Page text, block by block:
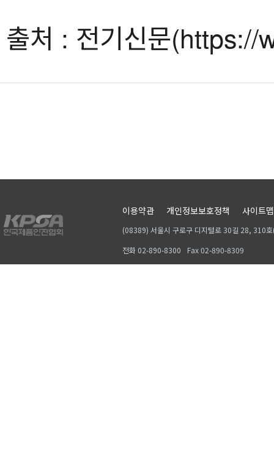
출처 : 전기신문
이용약관 개인정보보호정책 사이트맵
(08389) 서울시 구로구 디지털로 30길 28, 310
전화 02-890-8300
Fax 02-890-8309